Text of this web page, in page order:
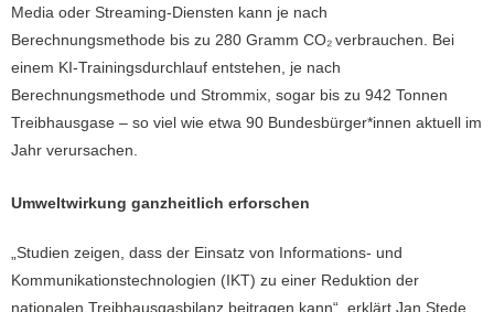
Media oder Streaming-Diensten kann je nach
Berechnungsmethode bis zu 280 Gramm CO₂ verbrauchen. Bei
einem KI-Trainingsdurchlauf entstehen, je nach
Berechnungsmethode und Strommix, sogar bis zu 942 Tonnen
Treibhausgase – so viel wie etwa 90 Bundesbürger*innen aktuell im
Jahr verursachen.
Umweltwirkung ganzheitlich erforschen
„Studien zeigen, dass der Einsatz von Informations- und
Kommunikationstechnologien (IKT) zu einer Reduktion der
nationalen Treibhausgasbilanz beitragen kann“, erklärt Jan Stede